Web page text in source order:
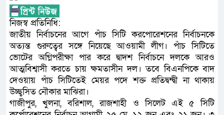
নিজস্ব প্রতিনিধি:
জাতীয় নির্বাচনের আগে পাঁচ সিটি করপোরেশনের নির্বাচনকে
অত্যন্ত গুরুত্বের সঙ্গে নিয়েছে আওয়ামী লীগ। পাঁচ সিটিতে
ভোটের অগ্নিপরীক্ষা পার করে দ্বাদশ নির্বাচনে দলকে আরও
আত্মবিশ্বাসী করতে চায় ক্ষমতাসীন দল। তবে বিএনপিকে বাদ
দেওয়ায় পাঁচ সিটিতেই মেয়র পদে শক্ত প্রতিদ্বন্দ্বী না থাকায়
উচ্ছ্বসিত নৌকার মাঝিরা।
গাজীপুর, খুলনা, বরিশাল, রাজশাহী ও সিলেট এই ৫ সিটি